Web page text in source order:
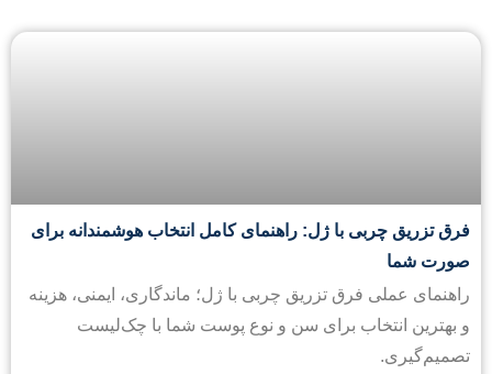
فرق تزریق چربی با ژل: راهنمای کامل انتخاب هوشمندانه برای
صورت شما
راهنمای عملی فرق تزریق چربی با ژل؛ ماندگاری، ایمنی، هزینه
و بهترین انتخاب برای سن و نوع پوست شما با چک‌لیست
تصمیم‌گیری.